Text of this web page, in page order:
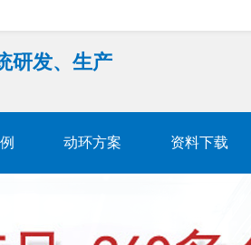
研发、生产
动环方案 资料下载